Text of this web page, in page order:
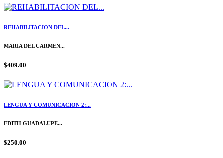
REHABILITACION DEL...
MARIA DEL CARMEN...
$409.00
LENGUA Y COMUNICACION 2:...
EDITH GUADALUPE...
$250.00